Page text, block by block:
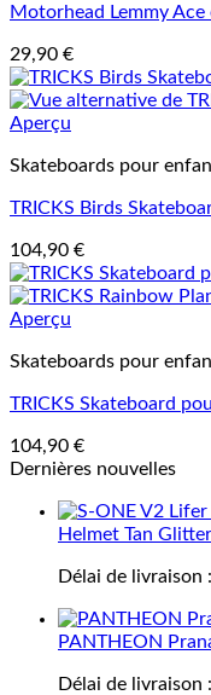
Motorhead Lemmy
29,90 €
Aperçu
Skateboards pour
TRICKS Birds
104,90 €
Aperçu
Skateboards pour
TRICKS Skateboard
104,90 €
Dernières nouvelles
Helmet Tan Glitter
Délai de livraison :
PANTHEON
Délai de livraison :